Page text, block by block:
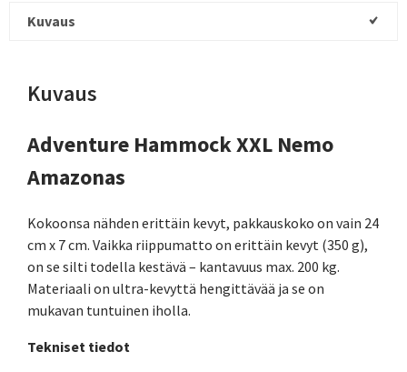
Kuvaus
Kuvaus
Adventure Hammock XXL Nemo
Amazonas
Kokoonsa nähden erittäin kevyt, pakkauskoko on vain 24
cm x 7 cm. Vaikka riippumatto on erittäin kevyt (350 g),
on se silti todella kestävä – kantavuus max. 200 kg.
Materiaali on ultra-kevyttä hengittävää ja se on
mukavan tuntuinen iholla.
Tekniset tiedot